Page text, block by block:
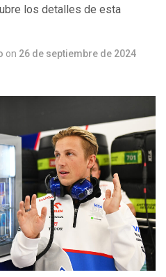
los detalles de esta
on 26 de septiembre de 2024